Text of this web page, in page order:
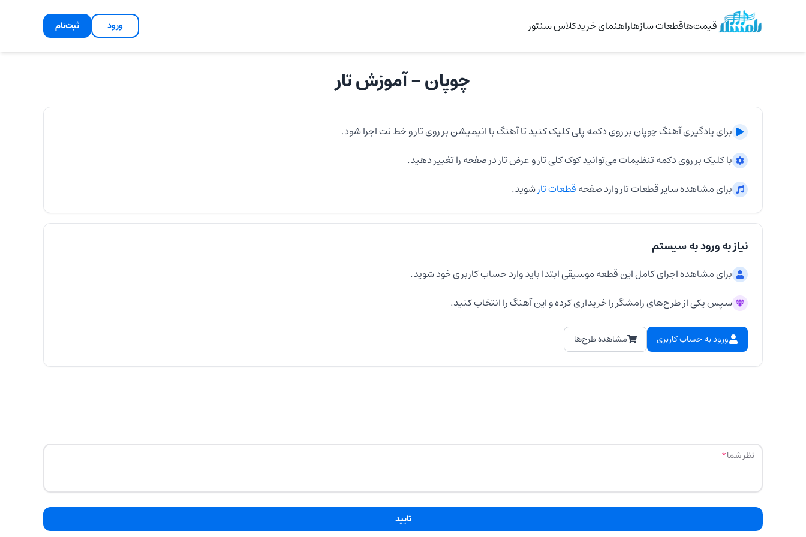
قیمت‌هاقطعات سازهاراهنمای خریدکلاس سنتور ورود ثبت‌نام
چوپان- آموزشتار
برای یادگیری آهنگچوپانبر روی دکمه پلی کلیک کنید تا آهنگ با انیمیشن بر رویتارو خط نت اجرا شود.
با کلیک بر روی دکمه تنظیمات می‌توانید کوک کلیتارو عرضتاردر صفحه را تغییر دهید.
برای مشاهده سایر قطعاتتاروارد صفحهقطعاتتارشوید.
نیاز به ورود به سیستم
برای مشاهده اجرای کامل این قطعه موسیقی ابتدا باید وارد حساب کاربری خود شوید.
سپس یکی از طرح‌های رامشگر را خریداری کرده و این آهنگ را انتخاب کنید.
ورود به حساب کاربری مشاهده طرح‌ها
نظر شما
تایید